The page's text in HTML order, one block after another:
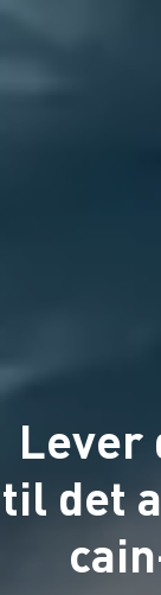
Lever
til det